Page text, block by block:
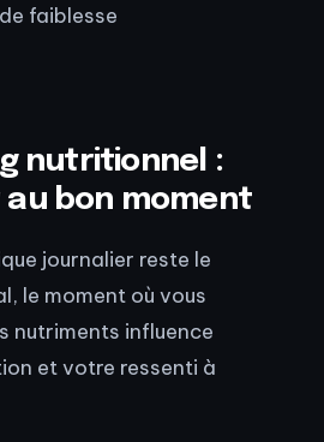
faiblesse
nutritionnel :
au bon moment
journalier reste le
le moment où vous
nutriments influence
et votre ressenti à